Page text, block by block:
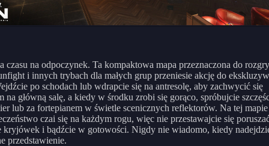
czasu na odpoczynek. Ta kompaktowa mapa przeznaczona do
i innych trybach dla małych grup przeniesie akcję do
po schodach lub wdrapcie się na antresolę, aby zachwycić się
na główną salę, a kiedy w środku zrobi się gorąco, spróbujcie
lub za fortepianem w świetle scenicznych reflektorów. Na tej mapie
czai się na każdym rogu, więc nie przestawajcie się
kryjówek i bądźcie w gotowości. Nigdy nie wiadomo, kiedy
przedstawienie.